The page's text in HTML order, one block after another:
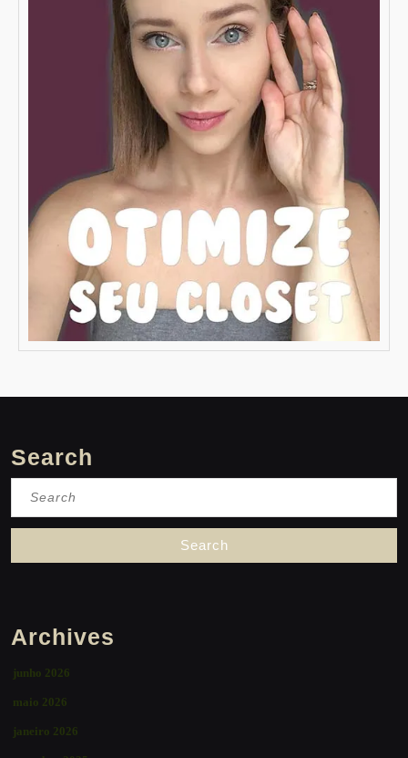
Search
Archives
junho 2026
maio 2026
janeiro 2026